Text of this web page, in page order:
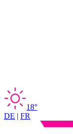
18°
DE | FR